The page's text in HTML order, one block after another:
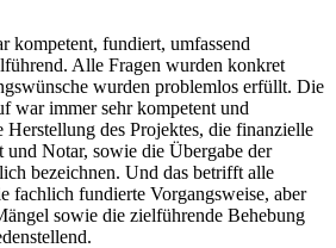
kompetent, fundiert, umfassend
Alle Fragen wurden konkret
wurden problemlos erfüllt. Die
war immer sehr kompetent und
des Projektes, die finanzielle
Notar, sowie die Übergabe der
bezeichnen. Und das betrifft alle
fachlich fundierte Vorgangsweise, aber
sowie die zielführende Behebung